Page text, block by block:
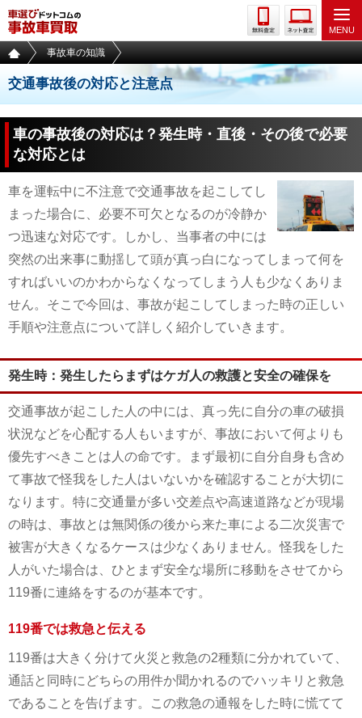
事故車の知識
交通事故後の対応と注意点
車の事故後の対応は？発生時・直後・その後で必要
な対応とは
車を運転中に不注意で交通事故を起こしてし
まった場合に、必要不可欠となるのが冷静か
つ迅速な対応です。しかし、当事者の中には
突然の出来事に動揺して頭が真っ白になってしまって何を
すればいいのかわからなくなってしまう人も少なくありま
せん。そこで今回は、事故が起こしてしまった時の正しい
手順や注意点について詳しく紹介していきます。
発生時：発生したらまずはケガ人の救護と安全の確保を
交通事故が起こした人の中には、真っ先に自分の車の破損
状況などを心配する人もいますが、事故において何よりも
優先すべきことは人の命です。まず最初に自分自身も含め
て事故で怪我をした人はいないかを確認することが大切に
なります。特に交通量が多い交差点や高速道路などが現場
の時は、事故とは無関係の後から来た車による二次災害で
被害が大きくなるケースは少なくありません。怪我をした
人がいた場合は、ひとまず安全な場所に移動をさせてから
119番に連絡をするのが基本です。
119番では救急と伝える
119番は大きく分けて火災と救急の2種類に分かれていて、
通話と同時にどちらの用件か聞かれるのでハッキリと救急
であることを告げます。この救急の通報をした時に慌てて